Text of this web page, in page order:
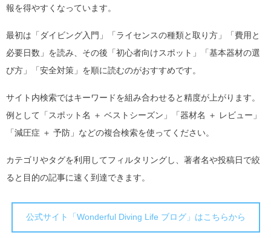
報を得やすくなっています。
最初は「ダイビング入門」「ライセンスの種類と取り方」「費用と
必要日数」を読み、その後「初心者向けスポット」「基本器材の選
び方」「安全対策」を順に読むのがおすすめです。
サイト内検索ではキーワードを組み合わせると精度が上がります。
例として「スポット名 ＋ ベストシーズン」「器材名 ＋ レビュー」
「減圧症 ＋ 予防」などの複合検索を使ってください。
カテゴリやタグを利用してフィルタリングし、著者名や投稿日で絞
ると目的の記事に速く到達できます。
公式サイト「Wonderful Diving Life ブログ」はこちらから